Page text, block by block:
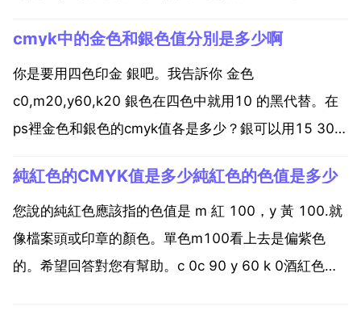
cmyk也稱作印刷色彩模式，顧名思義就是用來印刷的。
它和rgb相比有乙個很大...
cmyk中的金色和銀色值分別是多少啊
你是要用四色印金 銀吧。我告訴你 金色
c0,m20,y60,k20 銀色在四色中就用10 的黑代替。在
ps裡金色和銀色的cmyk值各是多少？銀可以用15 30
下 1 首先開啟ps軟體。2 然後匯入一張 3 然後點選影
象。4 然後選擇模式。5...
純紅色的CMYK值是多少純紅色的色值是多少
您說的純紅色應該指的色值是 m 紅 100，y 黃 100.就
像檔案頭或印章的顏色。單色m100看上去是偏紫色
的。希望回答對您有幫助。c 0c 90 y 60 k 0酒紅色是